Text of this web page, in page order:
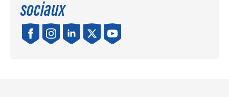
sociaux